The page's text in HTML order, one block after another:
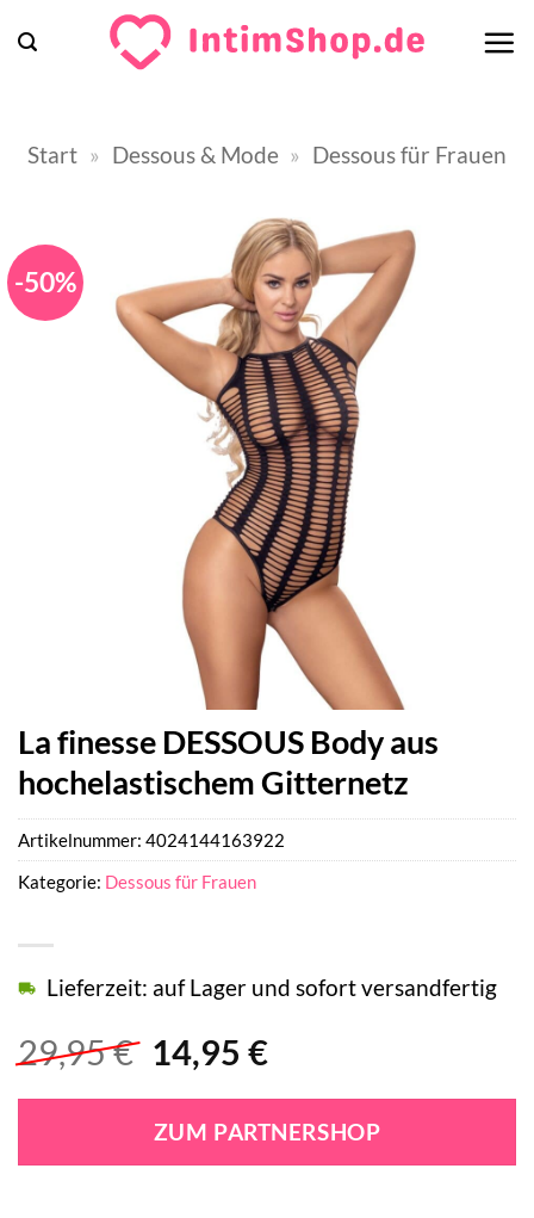
Inhalt
Start » Dessous & Mode » Dessous für Frauen
-50%
La finesse DESSOUS Body aus
hochelastischem Gitternetz
29,95€ Ursprünglicher
war:
29,95 €
14,95 €Aktueller
ist:
14,95 €.
Lieferzeit: auf Lager und sofort versandfertig
ZUM PARTNERSHOP
Artikelnummer: 4024144163922
Kategorie: Dessous für Frauen